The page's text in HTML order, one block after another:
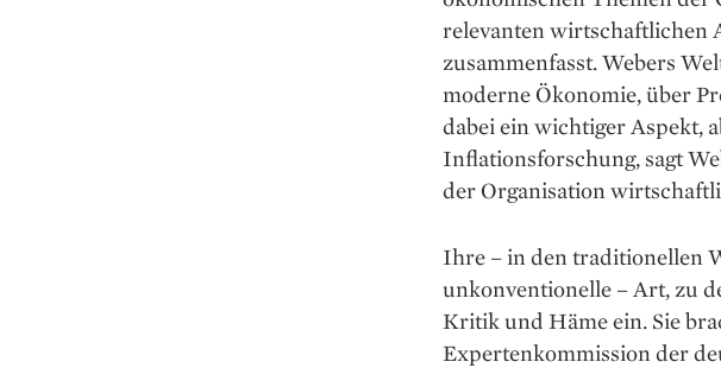
relevanten wirtschaft­lichen
zusammenfasst. Webers
moderne Ökonomie, über
dabei ein wichtiger Aspekt,
Inflationsforschung, sagt
der Organisation
Ihre – in den traditionellen
unkonventionelle – Art, zu
Kritik und Häme ein. Sie
Expertenkommission der